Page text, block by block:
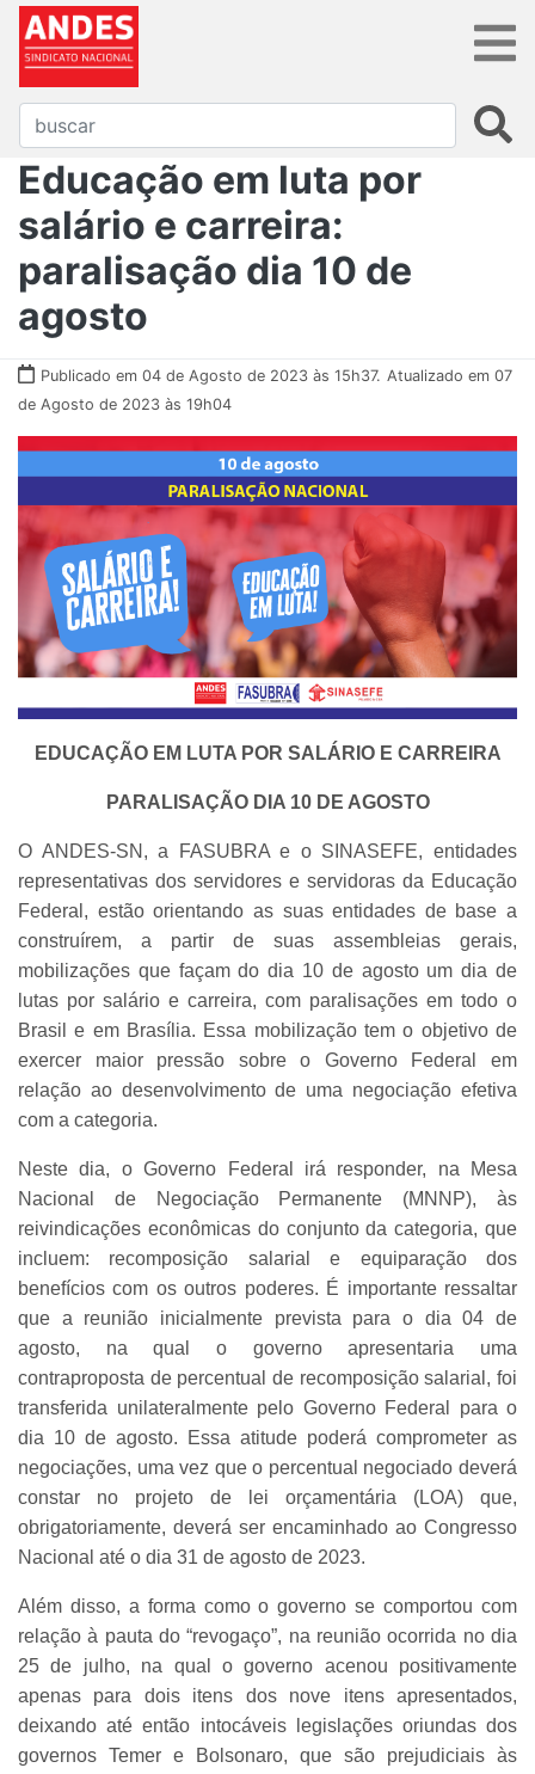
Educação em luta por
salário e carreira:
paralisação dia 10 de
agosto
Publicado em 04 de Agosto de 2023 às 15h37. Atualizado em 07
de Agosto de 2023 às 19h04
EDUCAÇÃO EM LUTA POR SALÁRIO E CARREIRA
PARALISAÇÃO DIA 10 DE AGOSTO
O ANDES-SN, a FASUBRA e o SINASEFE, entidades
representativas dos servidores e servidoras da Educação
Federal, estão orientando as suas entidades de base a
construírem, a partir de suas assembleias gerais,
mobilizações que façam do dia 10 de agosto um dia de
lutas por salário e carreira, com paralisações em todo o
Brasil e em Brasília. Essa mobilização tem o objetivo de
exercer maior pressão sobre o Governo Federal em
relação ao desenvolvimento de uma negociação efetiva
com a categoria.
Neste dia, o Governo Federal irá responder, na Mesa
Nacional de Negociação Permanente (MNNP), às
reivindicações econômicas do conjunto da categoria, que
incluem: recomposição salarial e equiparação dos
benefícios com os outros poderes. É importante ressaltar
que a reunião inicialmente prevista para o dia 04 de
agosto, na qual o governo apresentaria uma
contraproposta de percentual de recomposição salarial, foi
transferida unilateralmente pelo Governo Federal para o
dia 10 de agosto. Essa atitude poderá comprometer as
negociações, uma vez que o percentual negociado deverá
constar no projeto de lei orçamentária (LOA) que,
obrigatoriamente, deverá ser encaminhado ao Congresso
Nacional até o dia 31 de agosto de 2023.
Além disso, a forma como o governo se comportou com
relação à pauta do “revogaço”, na reunião ocorrida no dia
25 de julho, na qual o governo acenou positivamente
apenas para dois itens dos nove itens apresentados,
deixando até então intocáveis legislações oriundas dos
governos Temer e Bolsonaro, que são prejudiciais às